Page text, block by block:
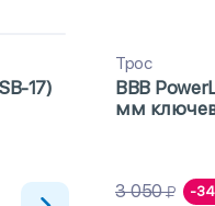
17)
Трос
BBB
мм
3 050 -